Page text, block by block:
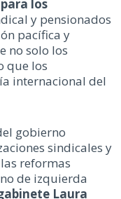
los
y pensionados
pacífica y
no solo los
que los
internacional del
gobierno
sindicales y
reformas
de izquierda
Laura